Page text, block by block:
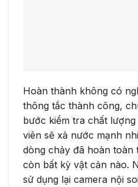
Hoàn thành không có
thông tắc thành công,
bước kiểm tra chất
viên sẽ xả nước mạnh
dòng chảy đã hoàn toàn
còn bất kỳ vật cản nào.
sử dụng lại camera nội